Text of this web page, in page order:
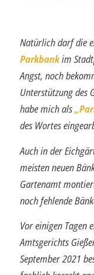
Natürlich darf die
Parkbankim
Angst, noch
Unterstützung des
habe mich als
des Wortes
Auch in der
meisten neuen
Gartenamt
noch fehlende
Vor einigen Tagen
Amtsgerichts
September 2021